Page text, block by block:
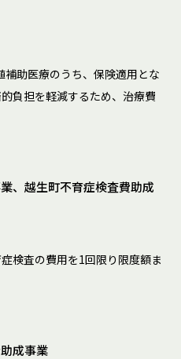
助医療のうち、保険適用とな
負担を軽減するため、治療費
、越生町不育症検査費助成
検査の費用を1回限り限度額ま
成事業